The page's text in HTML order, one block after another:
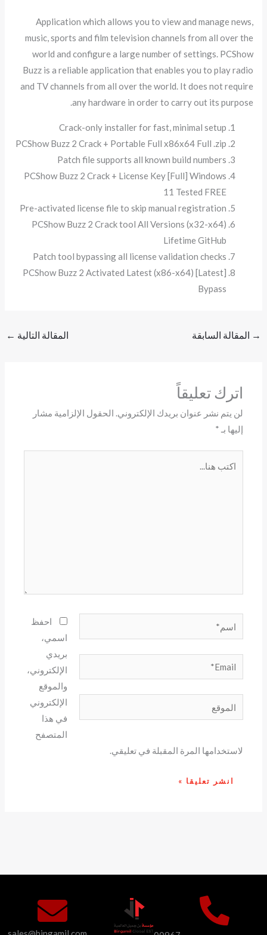
Application which allows you to view and manage news,
music, sports and film television channels from all over the
world and configure a large number of settings. PCShow
Buzz is a reliable application that enables you to play radio
and TV channels from all over the world. It does not require
any hardware in order to carry out its purpose.
Crack-only installer for fast, minimal setup
PCShow Buzz 2 Crack + Portable Full x86x64 Full .zip
Patch file supports all known build numbers
PCShow Buzz 2 Crack + License Key [Full] Windows
11 Tested FREE
Pre-activated license file to skip manual registration
PCShow Buzz 2 Crack tool All Versions (x32-x64)
Lifetime GitHub
Patch tool bypassing all license validation checks
PCShow Buzz 2 Activated Latest (x86-x64) [Latest]
Bypass
→ المقالة السابقة المقالة التالية ←
اترك تعليقاً
لن يتم نشر عنوان بريدك الإلكتروني. الحقول الإلزامية مشار
إليها بـ *
اسم*
Email*
الموقع
احفظ
اسمي،
بريدي
الإلكتروني،
والموقع
الإلكتروني
في هذا
المتصفح
لاستخدامها المرة المقبلة في تعليقي.